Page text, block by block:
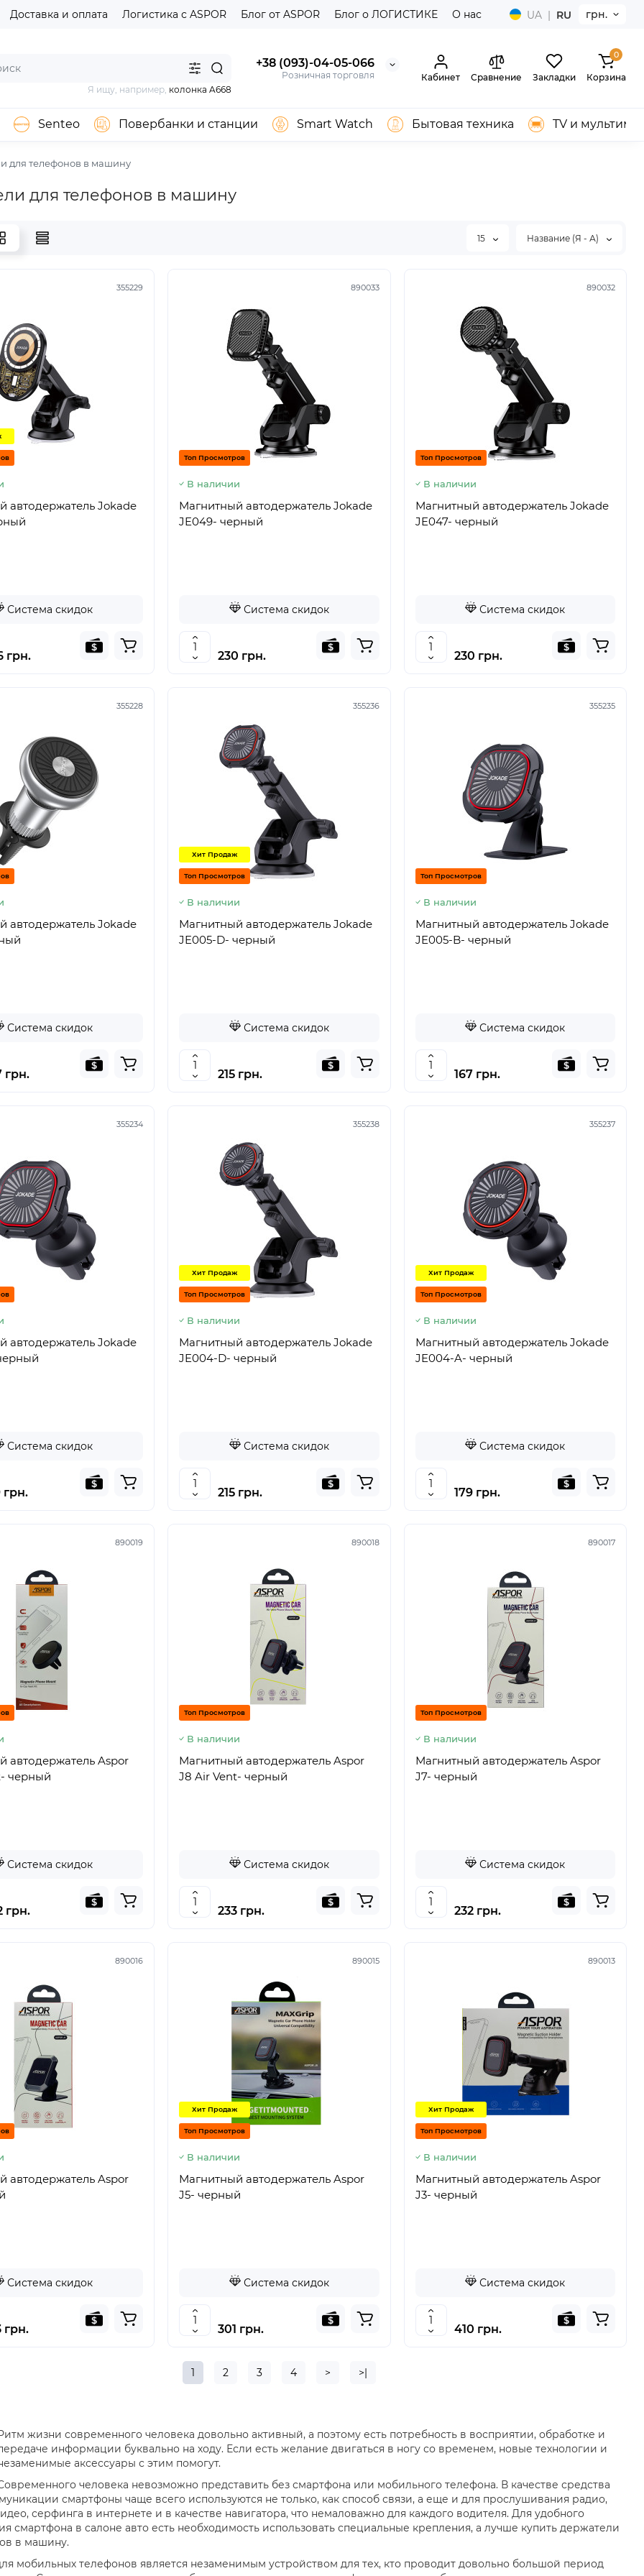
Доставка и оплата Логистика с ASPOR Блог от ASPOR Блог о ЛОГИСТИКЕ О нас UA | RU грн.
+38 (093)-04-05-066
Розничная торговля
Я ищу, например, колонка A668
Кабинет Сравнение Закладки
0
Корзина
Senteo Повербанки и станции Smart Watch Бытовая техника TV и
для телефонов в машину
для телефонов в машину
15 Название (Я - А)
355229
автодержатель Jokade
Система скидок
грн.
890033
Топ Просмотров
В наличии
Магнитный автодержатель Jokade
JE049- черный
Система скидок
230 грн.
890032
Топ Просмотров
В наличии
Магнитный автодержатель Jokade
JE047- черный
Система скидок
230 грн.
355228
автодержатель Jokade
Система скидок
грн.
355236
Хит Продаж
Топ Просмотров
В наличии
Магнитный автодержатель Jokade
JE005-D- черный
Система скидок
215 грн.
355235
Топ Просмотров
В наличии
Магнитный автодержатель Jokade
JE005-B- черный
Система скидок
167 грн.
355234
автодержатель Jokade
Система скидок
грн.
355238
Хит Продаж
Топ Просмотров
В наличии
Магнитный автодержатель Jokade
JE004-D- черный
Система скидок
215 грн.
355237
Хит Продаж
Топ Просмотров
В наличии
Магнитный автодержатель Jokade
JE004-A- черный
Система скидок
179 грн.
890019
автодержатель Aspor
черный
Система скидок
грн.
890018
Топ Просмотров
В наличии
Магнитный автодержатель Aspor
J8 Air Vent- черный
Система скидок
233 грн.
890017
Топ Просмотров
В наличии
Магнитный автодержатель Aspor
J7- черный
Система скидок
232 грн.
890016
автодержатель Aspor
Система скидок
грн.
890015
Хит Продаж
Топ Просмотров
В наличии
Магнитный автодержатель Aspor
J5- черный
Система скидок
301 грн.
890013
Хит Продаж
Топ Просмотров
В наличии
Магнитный автодержатель Aspor
J3- черный
Система скидок
410 грн.
1 2 3 4 > >|
жизни современного человека довольно активный, а поэтому есть потребность в восприятии, обработке и
информации буквально на ходу. Если есть желание двигаться в ногу со временем, новые технологии и
аксессуары с этим помогут.
человека невозможно представить без смартфона или мобильного телефона. В качестве средства
смартфоны чаще всего используются не только, как способ связи, а еще и для прослушивания радио,
серфинга в интернете и в качестве навигатора, что немаловажно для каждого водителя. Для удобного
смартфона в салоне авто есть необходимость использовать специальные крепления, а лучше купить держатели
в машину.
мобильных телефонов является незаменимым устройством для тех, кто проводит довольно большой период